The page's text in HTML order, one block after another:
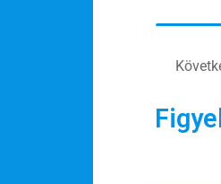
Oszd meg történeted!
Külföldi munkaajánlatok